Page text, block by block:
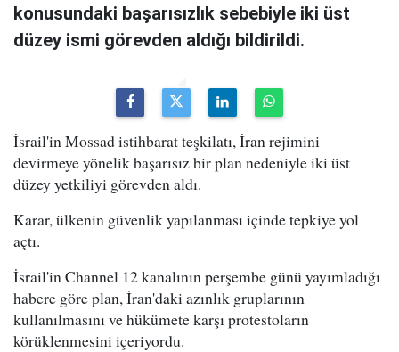
konusundaki başarısızlık sebebiyle iki üst
düzey ismi görevden aldığı bildirildi.
İsrail'in Mossad istihbarat teşkilatı, İran rejimini
devirmeye yönelik başarısız bir plan nedeniyle iki üst
düzey yetkiliyi görevden aldı.
Karar, ülkenin güvenlik yapılanması içinde tepkiye yol
açtı.
İsrail'in Channel 12 kanalının perşembe günü yayımladığı
habere göre plan, İran'daki azınlık gruplarının
kullanılmasını ve hükümete karşı protestoların
körüklenmesini içeriyordu.